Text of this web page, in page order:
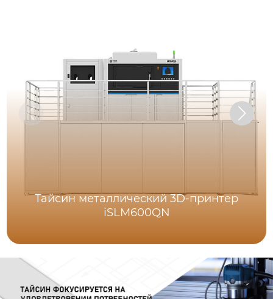
Тайсин металлический 3D-принтер
iSLM600QN